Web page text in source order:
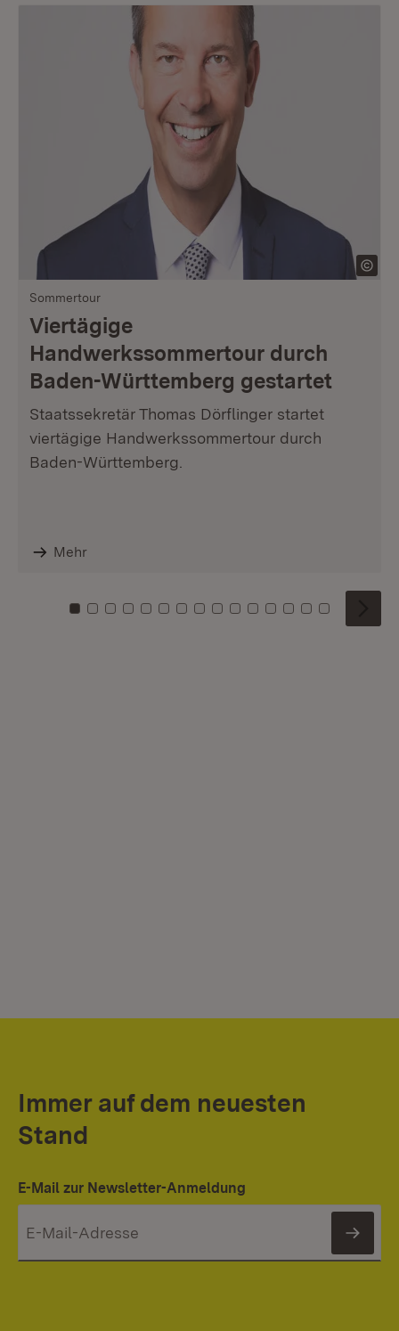
Sommertour
Viertägige
Handwerkssommertour durch
Baden-Württemberg gestartet
Staatssekretär Thomas Dörflinger startet
viertägige Handwerkssommertour durch
Baden-Württemberg.
Mehr
Zu Kachel: 0
Zu Kachel: 1
Zu Kachel: 2
Zu Kachel: 3
Zu Kachel: 4
Zu Kachel: 5
Zu Kachel: 6
Zu Kachel: 7
Zu Kachel: 8
Zu Kachel: 9
Zu Kachel: 10
Zu Kachel: 11
Zu Kachel: 12
Zu Kachel:
Zu
Immer auf dem neuesten
Stand
E-Mail zur Newsletter-Anmeldung